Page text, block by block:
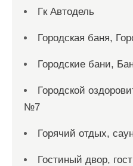
Гк Автодель
Городская баня,
Городские бани,
Городской
№7
Горячий отдых,
Гостиный двор,